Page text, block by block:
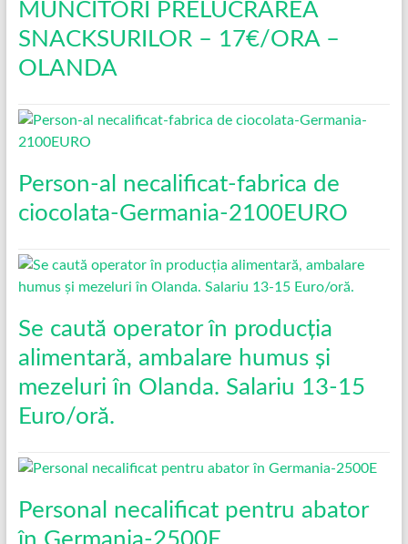
MUNCITORI PRELUCRAREA
SNACKSURILOR – 17€/ORA –
OLANDA
Person-al necalificat-fabrica de
ciocolata-Germania-2100EURO
Se caută operator în producția
alimentară, ambalare humus și
mezeluri în Olanda. Salariu 13-15
Euro/oră.
Personal necalificat pentru abator